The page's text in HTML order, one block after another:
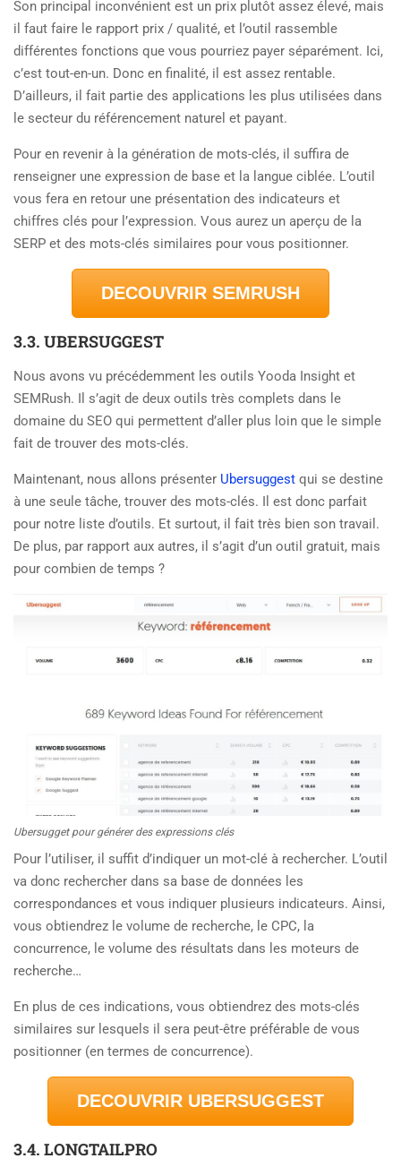
Son principal inconvénient est un prix plutôt assez élevé, mais
il faut faire le rapport prix / qualité, et l’outil rassemble
différentes fonctions que vous pourriez payer séparément. Ici,
c’est tout-en-un. Donc en finalité, il est assez rentable.
D’ailleurs, il fait partie des applications les plus utilisées dans
le secteur du référencement naturel et payant.
Pour en revenir à la génération de mots-clés, il suffira de
renseigner une expression de base et la langue ciblée. L’outil
vous fera en retour une présentation des indicateurs et
chiffres clés pour l’expression. Vous aurez un aperçu de la
SERP et des mots-clés similaires pour vous positionner.
DECOUVRIR SEMRUSH
3.3. UBERSUGGEST
Nous avons vu précédemment les outils Yooda Insight et
SEMRush. Il s’agit de deux outils très complets dans le
domaine du SEO qui permettent d’aller plus loin que le simple
fait de trouver des mots-clés.
Maintenant, nous allons présenter Ubersuggest qui se destine
à une seule tâche, trouver des mots-clés. Il est donc parfait
pour notre liste d’outils. Et surtout, il fait très bien son travail.
De plus, par rapport aux autres, il s’agit d’un outil gratuit, mais
pour combien de temps ?
Ubersugget pour générer des expressions clés
Pour l’utiliser, il suffit d’indiquer un mot-clé à rechercher. L’outil
va donc rechercher dans sa base de données les
correspondances et vous indiquer plusieurs indicateurs. Ainsi,
vous obtiendrez le volume de recherche, le CPC, la
concurrence, le volume des résultats dans les moteurs de
recherche…
En plus de ces indications, vous obtiendrez des mots-clés
similaires sur lesquels il sera peut-être préférable de vous
positionner (en termes de concurrence).
DECOUVRIR UBERSUGGEST
3.4. LONGTAILPRO